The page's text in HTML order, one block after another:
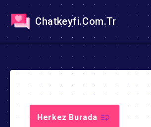
Chatkeyfi.Com.Tr
Herkez Burada